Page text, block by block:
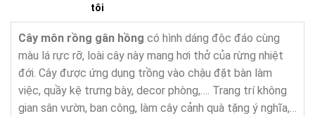
tôi
Cây môn rồng gân hồng có hình dáng độc đáo cùng
màu lá rực rỡ, loài cây này mang hơi thở của rừng nhiệt
đới. Cây được ứng dụng trồng vào chậu đặt bàn làm
việc, quầy kệ trưng bày, decor phòng,…. Trang trí không
gian sân vườn, ban công, làm cây cảnh quà tặng ý nghĩa,…